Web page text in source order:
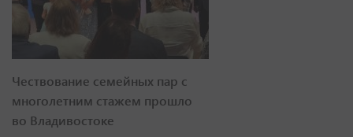
Чествование семейных пар с
многолетним стажем прошло
во Владивостоке